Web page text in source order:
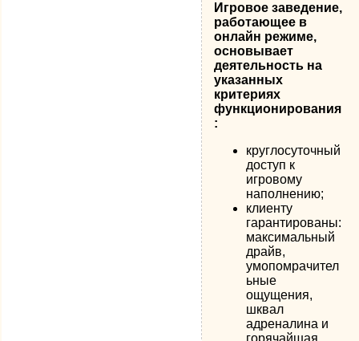
Игровое заведение,
работающее в
онлайн режиме,
основывает
деятельность на
указанных
критериях
функционирования
:
круглосуточный
доступ к
игровому
наполнению;
клиенту
гарантированы:
максимальный
драйв,
умопомрачител
ьные
ощущения,
шквал
адреналина и
горячайшая